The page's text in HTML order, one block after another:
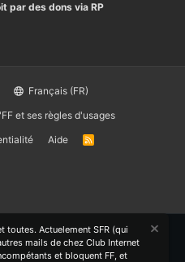
par des dons via RP
Français (FR)
et ses règles d'usages
Aide
R
toutes. Actuelement SFR (qui
mails de chez Club Internet
et bloquent FF, et